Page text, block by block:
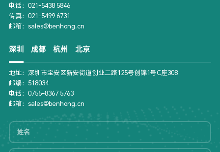
电话：021-5438 5846
传真：021-5499 6731
邮箱：sales@benhong.cn
深圳 成都 杭州 北京
地址：深圳市宝安区新安街道创业二路125号创锦1号C座308
邮编：518034
电话：0755-8367 5763
邮箱：sales@benhong.cn